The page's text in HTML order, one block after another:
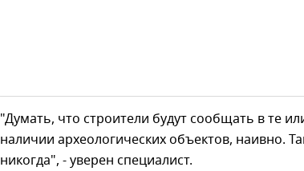
"Думать, что строители будут сообщать в те
наличии археологических объектов, наивно.
никогда", - уверен специалист.